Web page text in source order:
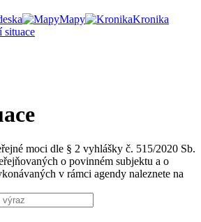
Mapy
Kronika
situace
moci dle § 2 vyhlášky č. 515/2020 Sb.
o povinném subjektu a o
v rámci agendy naleznete na